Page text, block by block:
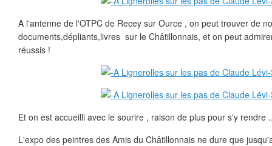
A l'antenne de l'OTPC de Recey sur Ource , on peut trouver de
documents,dépliants,livres sur le Châtillonnais, et on peut
réussis !
Et on est accueilli avec le sourire , raison de plus pour s'y rendre
L'expo des peintres des Amis du Châtillonnais ne dure que